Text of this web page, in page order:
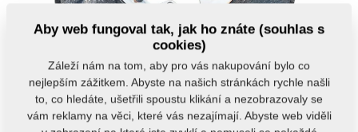
stažení
Aby web fungoval tak, jak ho znáte (souhlas s
cookies)
Záleží nám na tom, aby pro vás nakupování bylo co
nejlepším zážitkem. Abyste na našich stránkách rychle našli
to, co hledáte, ušetřili spoustu klikání a nezobrazovaly se
vám reklamy na věci, které vás nezajímají. Abyste web viděli